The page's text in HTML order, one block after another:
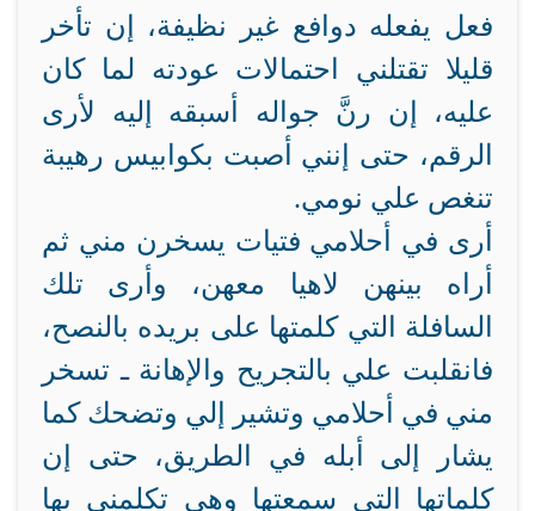
فعل يفعله دوافع غير نظيفة، إن تأخر
قليلا تقتلني احتمالات عودته لما كان
عليه، إن رنَّ جواله أسبقه إليه لأرى
الرقم، حتى إنني أصبت بكوابيس رهيبة
تنغص علي نومي.
أرى في أحلامي فتيات يسخرن مني ثم
أراه بينهن لاهيا معهن، وأرى تلك
السافلة التي كلمتها على بريده بالنصح،
فانقلبت علي بالتجريح والإهانة ـ تسخر
مني في أحلامي وتشير إلي وتضحك كما
يشار إلى أبله في الطريق، حتى إن
كلماتها التي سمعتها وهي تكلمني بها